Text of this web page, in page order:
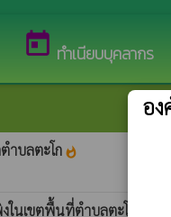
today ทำเนียบบุคลากร
ำบลตะโก whatshot
นเขตพื้นที่ตำบลตะโก
อ